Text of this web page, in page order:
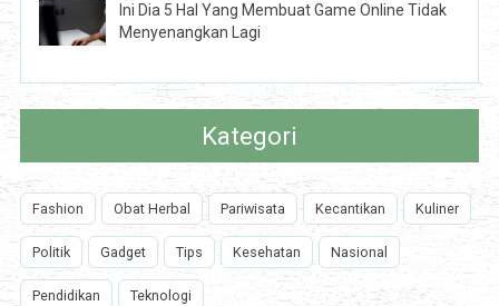
Ini Dia 5 Hal Yang Membuat Game Online Tidak
Menyenangkan Lagi
Kategori
Fashion Obat Herbal Pariwisata Kecantikan Kuliner
Politik Gadget Tips Kesehatan Nasional
Pendidikan Teknologi